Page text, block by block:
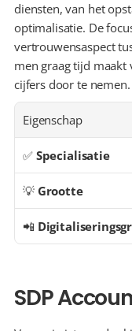
diensten, van het
optimalisatie. De
vertrouwensaspect
men graag tijd
cijfers door te nemen.
Eigenschap
✅ Specialisatie
💡 Grootte
📲
SDP